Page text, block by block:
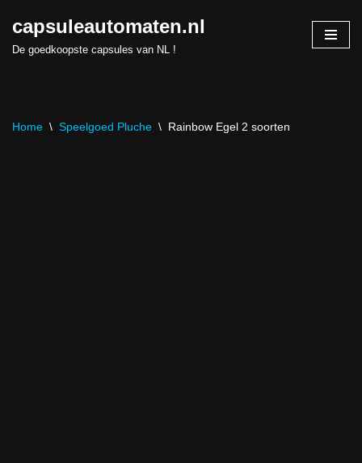
Skip
capsuleautomaten.nl
De goedkoopste capsules van NL !
Home \ Speelgoed Pluche \ Rainbow Egel 2 soorten